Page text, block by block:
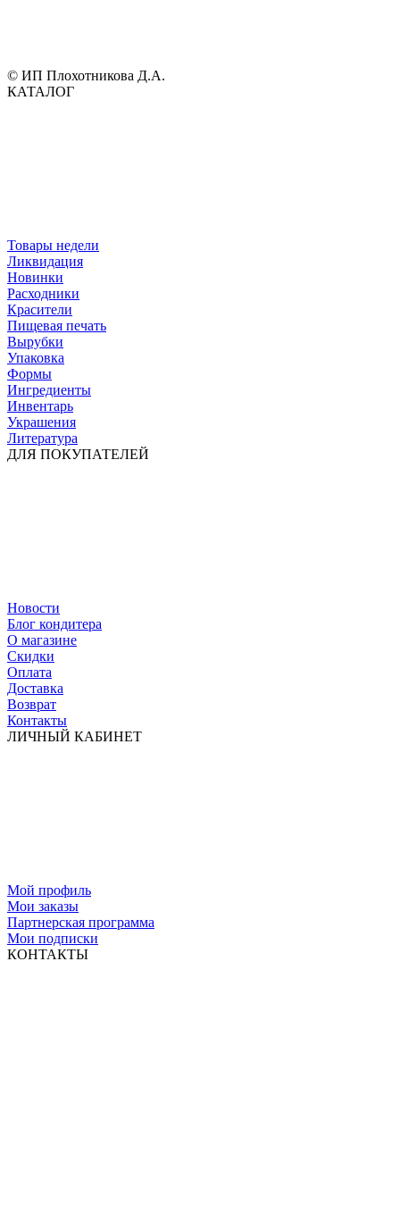
© ИП Плохотникова Д.А.
КАТАЛОГ
Товары недели
Ликвидация
Новинки
Расходники
Красители
Пищевая печать
Вырубки
Упаковка
Формы
Ингредиенты
Инвентарь
Украшения
Литература
ДЛЯ ПОКУПАТЕЛЕЙ
Новости
Блог кондитера
О магазине
Скидки
Оплата
Доставка
Возврат
Контакты
ЛИЧНЫЙ КАБИНЕТ
Мой профиль
Мои заказы
Партнерская программа
Мои подписки
КОНТАКТЫ